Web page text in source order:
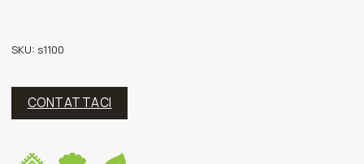
SKU:s1100
CONTATTACI